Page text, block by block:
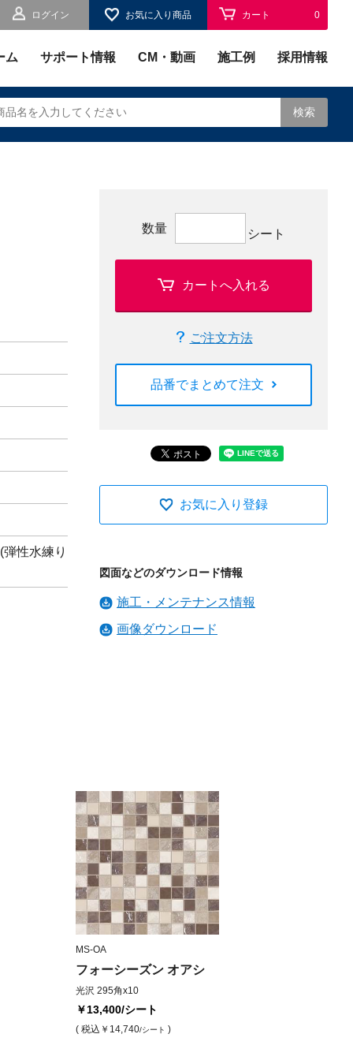
ログイン お気に入り商品 カート 0
ム サポート情報 CM・動画 施工例 採用情報
検索
性水練り
数量 シート
カートへ入れる
ご注文方法
品番でまとめて注文
お気に入り登録
図面などのダウンロード情報
施工・メンテナンス情報
画像ダウンロード
MS-OA
フォーシーズン オアシ
光沢 295角x10
￥13,400/シート
( 税込 ￥14,740/シート )